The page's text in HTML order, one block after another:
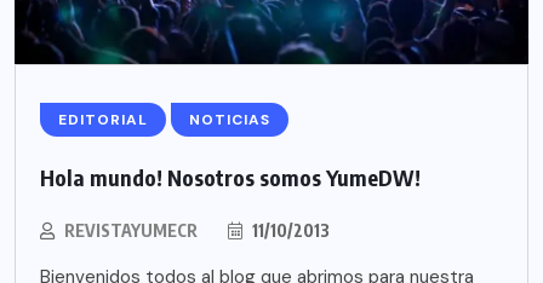
EDITORIAL NOTICIAS
Hola mundo! Nosotros somos YumeDW!
REVISTAYUMECR 11/10/2013
Bienvenidos todos al blog que abrimos para nuestra